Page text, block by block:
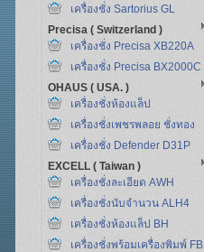
เครื่องชั่ง Sartorius GL
Precisa ( Switzerland )
เครื่องชั่ง Precisa XB220A
เครื่องชั่ง Precisa BX2000C
OHAUS ( USA. )
เครื่องชั่งห้องแล็ป
เครื่องชั่งเพชรพลอย ชั่งทอง
เครื่องชั่ง Defender D31P
EXCELL ( Taiwan )
เครื่องชั่งละเอียด AWH
เครื่องชั่งนับจำนวน ALH4
เครื่องชั่งห้องแล็ป BH
เครื่องชั่งพร้อมเครื่องพิมพ์ FB